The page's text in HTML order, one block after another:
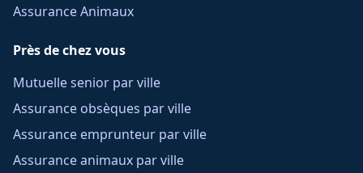
Assurance Animaux
Près de chez vous
Mutuelle senior par ville
Assurance obsèques par ville
Assurance emprunteur par ville
Assurance animaux par ville